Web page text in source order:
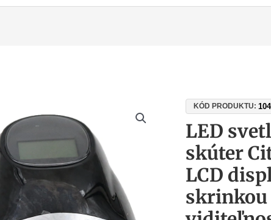
KÓD PRODUKTU:
LED
skúter
LCD
množstvo
svetlomet
na
elektrický
skúter
Citycoco
Harley